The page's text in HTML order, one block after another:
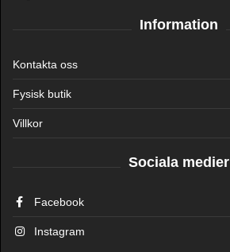
Information
Kontakta oss
Fysisk butik
Villkor
Sociala medier
Facebook
Instagram